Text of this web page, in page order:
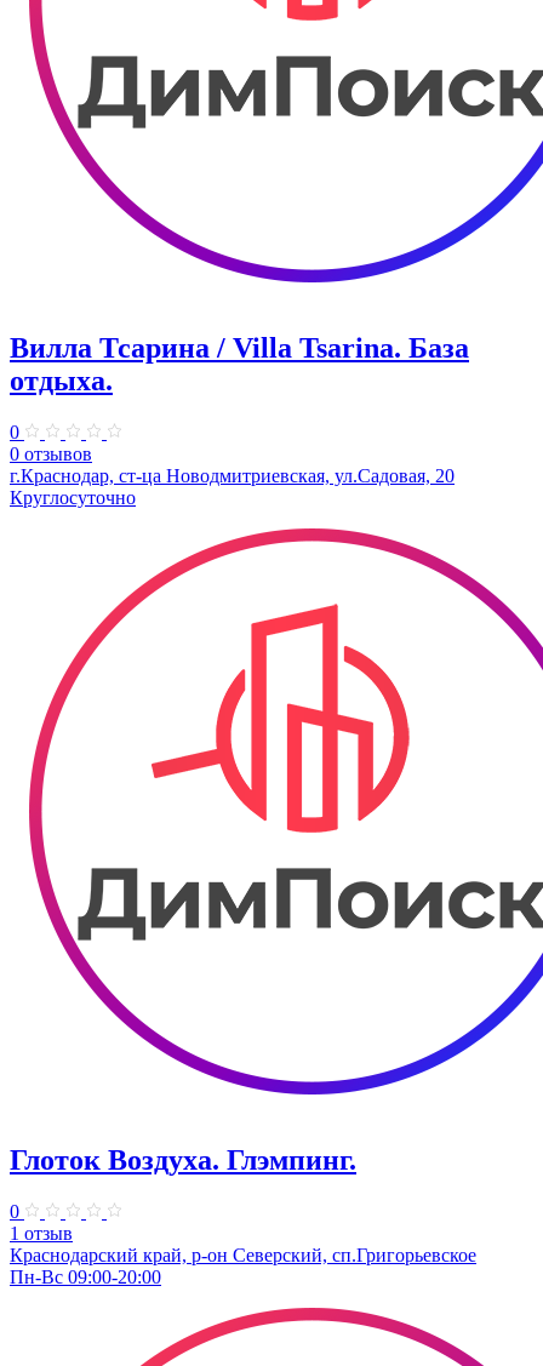
Вилла Тсарина / Villa Tsarina. ​База
отдыха.
0
0 отзывов
г.Краснодар, ст-ца Новодмитриевская, ул.Садовая, 20
Круглосуточно
Глоток Воздуха. Глэмпинг.
0
1 отзыв
Краснодарский край, р-он Северский, сп.Григорьевское
Пн-Вс 09:00-20:00